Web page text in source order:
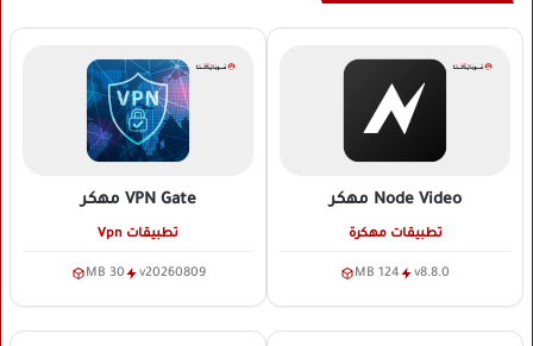
Node Video مهكر
تطبيقات مهكرة
v8.8.0
124 MB
VPN Gate مهكر
تطبيقات Vpn
v20260809
30 MB